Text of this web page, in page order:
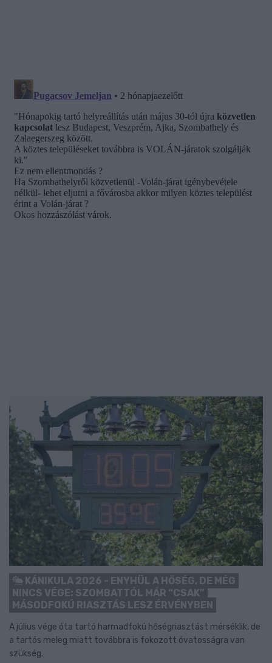
KÁNIKULA 2026 - ENYHÜL A HŐSÉG, DE MÉG
NINCS VÉGE: SZOMBATTÓL MÁR “CSAK”
MÁSODFOKÚ RIASZTÁS LESZ ÉRVÉNYBEN
A július vége óta tartó harmadfokú hőségriasztást mérséklik, de
a tartós meleg miatt továbbra is fokozott óvatosságra van
szükség.